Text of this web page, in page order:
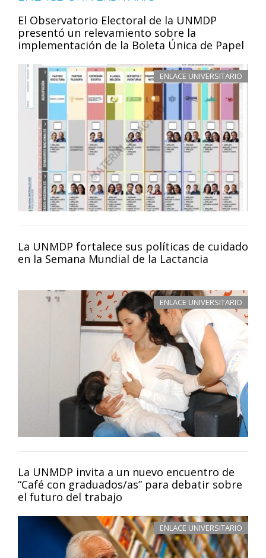
El Observatorio Electoral de la UNMDP
presentó un relevamiento sobre la
implementación de la Boleta Única de Papel
ENLACE UNIVERSITARIO
La UNMDP fortalece sus políticas de cuidado
en la Semana Mundial de la Lactancia
ENLACE UNIVERSITARIO
La UNMDP invita a un nuevo encuentro de
“Café con graduados/as” para debatir sobre
el futuro del trabajo
ENLACE UNIVERSITARIO